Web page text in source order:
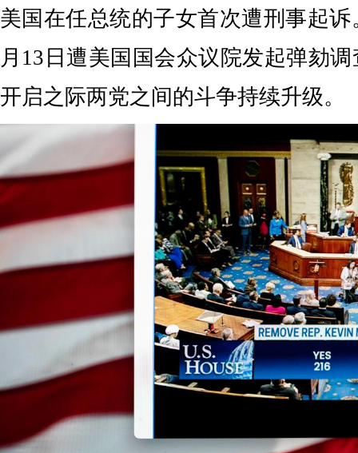
美国在任总统的子女首次遭刑事起
月13日遭美国国会众议院发起弹劾
开启之际两党之间的斗争持续升级。